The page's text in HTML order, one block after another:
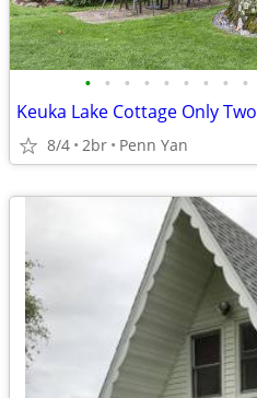
• • • • • • • • •
8/4 2br Penn Yan